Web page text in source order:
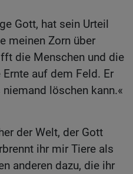
Gott, hat sein Urteil
meinen Zorn über
die Menschen und die
auf dem Feld. Er
löschen kann.«
der Welt, der Gott
ihr mir Tiere als
anderen dazu, die ihr